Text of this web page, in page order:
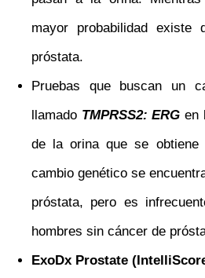
mayor probabilidad existe
próstata.
Pruebas que buscan un
llamado TMPRSS2: ERG en
de la orina que se obtiene
cambio genético se
próstata, pero es
hombres sin cáncer de
ExoDx Prostate